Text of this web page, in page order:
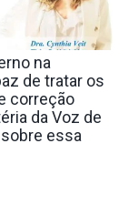
na
de tratar os
correção
da Voz de
essa